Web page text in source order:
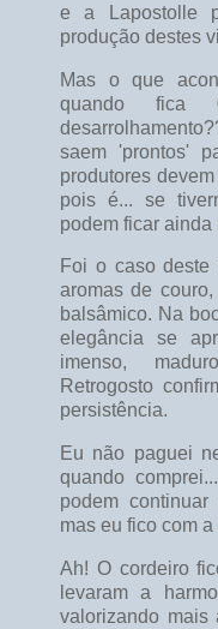
e a Lapostolle
produção destes
Mas o que
quando fica
saem 'prontos'
produtores
pois é... se
podem ficar ainda
Foi o caso
aromas de
balsâmico. Na
elegância se
imenso,
Retrogosto
persistência.
Eu não paguei
quando
podem
mas eu fico com
Ah! O cordeiro
levaram a
valorizando mais